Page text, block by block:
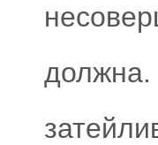
должна.